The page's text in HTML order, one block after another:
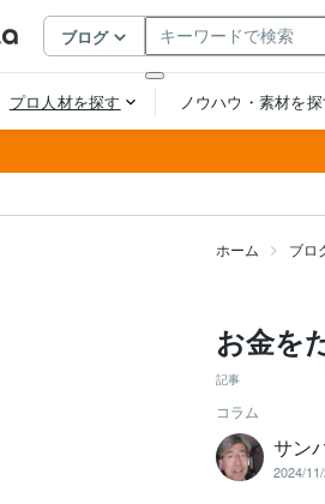
ホーム ブロ
お金を
記事
コラム
サン
2024/